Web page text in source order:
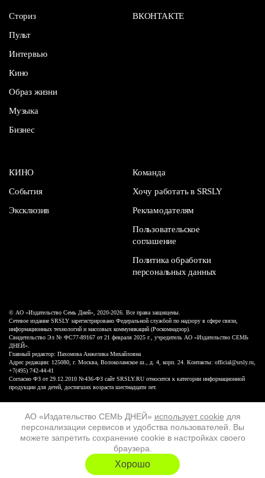
АО «Издательство СЕМЬ ДНЕЙ» использует cookie для
персонализации сервисов и удобства пользователей. Вы
можете запретить сохранение cookie в настройках своего
браузера.
Хорошо
Сториз
Пульт
Интервью
Кино
Образ жизни
Музыка
Бизнес
ВКОНТАКТЕ
КИНО
События
Эксклюзив
Команда
Хочу работать в SRSLY
Рекламодателям
Пользовательское
соглашение
Политика обработки
персональных данных
16+
© АО «Издательство Семь Дней», 2020-2026. Все права защищены.
Сетевое издание SRSLY зарегистрировано Федеральной службой по надзору в сфере связи,
информационных технологий и массовых коммуникаций (Роскомнадзор).
Свидетельство Эл № ФС77-89167 от 21 февраля 2025 г., учредитель АО «Издательство СЕМЬ
ДНЕЙ».
Главный редактор: Пахомова Анжелика Михайловна
Адрес редакции: 125080, г. Москва, Волоколамское ш., д. 4, корп. 24. Контакты: official@srsly.ru,
+7(495) 742-44-41
Согласно ФЗ от 29.12.2010 №436-ФЗ сайт SRSLY.RU относится к категории информационной
продукции для детей, достигших возраста шестнадцати лет.
ХОЧУ ЕЩЁ